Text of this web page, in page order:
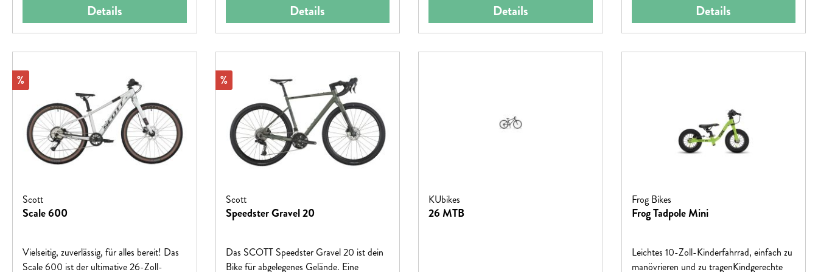
Details Details Details Details
Rabatt
%
Scott
Scale 600
Vielseitig, zuverlässig, für alles bereit! Das
Scale 600 ist der ultimative 26-Zoll-
Rabatt
%
Scott
Speedster Gravel 20
Das SCOTT Speedster Gravel 20 ist dein
Bike für abgelegenes Gelände. Eine
KUbikes
26 MTB
Frog Bikes
Frog Tadpole Mini
Leichtes 10-Zoll-Kinderfahrrad, einfach zu
manövrieren und zu tragenKindgerechte